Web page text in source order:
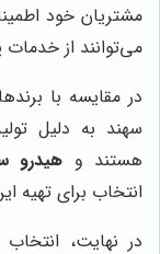
مشتریان خود
می‌توانند از خدمات
در مقایسه با
سهند به دلیل
هستند و هیدرو
انتخاب برای تهیه
در نهایت، انتخاب